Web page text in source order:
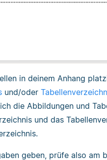
in deinem Anhang
und/oder
die Abbildungen und
und das
geben, prüfe also am